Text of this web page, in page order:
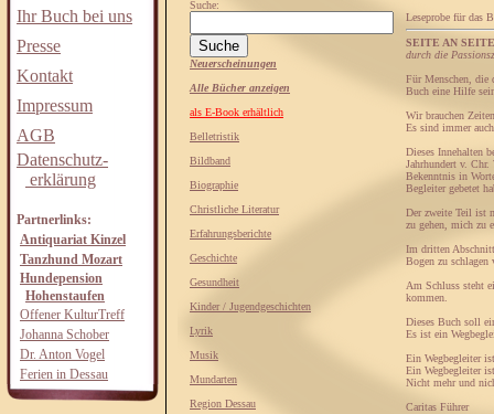
Ihr Buch bei uns
Presse
Kontakt
Impressum
AGB
Datenschutz-
erklärung
Partnerlinks:
Antiquariat Kinzel
Tanzhund Mozart
Hundepension
Hohenstaufen
Offener KulturTreff
Johanna Schober
Dr. Anton Vogel
Ferien in Dessau
Suche:
Neuerscheinungen
Alle Bücher anzeigen
als E-Book erhältlich
Belletristik
Bildband
Biographie
Christliche Literatur
Erfahrungsberichte
Geschichte
Gesundheit
Kinder / Jugendgeschichten
Lyrik
Musik
Mundarten
Region Dessau
Leseprobe für das
SEITE AN
durch die
Für Menschen, die
Buch eine Hilfe
Wir brauchen
Es sind immer
Dieses Innehalten
Jahrhundert v. Chr.
Bekenntnis in
Begleiter gebetet
Der zweite Teil ist
zu gehen, mich zu
Im dritten
Bogen zu
Am Schluss steht
kommen.
Dieses Buch soll
Es ist ein
Ein Wegbegleiter
Ein Wegbegleiter
Nicht mehr und
Caritas Führer